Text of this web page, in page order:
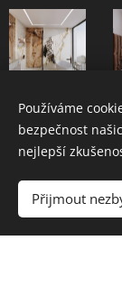
Používáme
bezpečnost
nejlepší
Přijmout